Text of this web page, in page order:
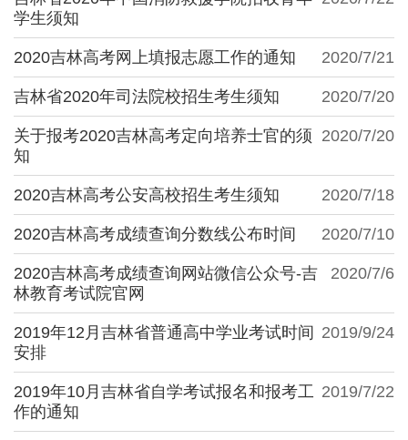
学生须知
2020/7/21
2020吉林高考网上填报志愿工作的通知
2020/7/20
吉林省2020年司法院校招生考生须知
2020/7/20
关于报考2020吉林高考定向培养士官的须
知
2020/7/18
2020吉林高考公安高校招生考生须知
2020/7/10
2020吉林高考成绩查询分数线公布时间
2020/7/6
2020吉林高考成绩查询网站微信公众号-吉
林教育考试院官网
2019/9/24
2019年12月吉林省普通高中学业考试时间
安排
2019/7/22
2019年10月吉林省自学考试报名和报考工
作的通知